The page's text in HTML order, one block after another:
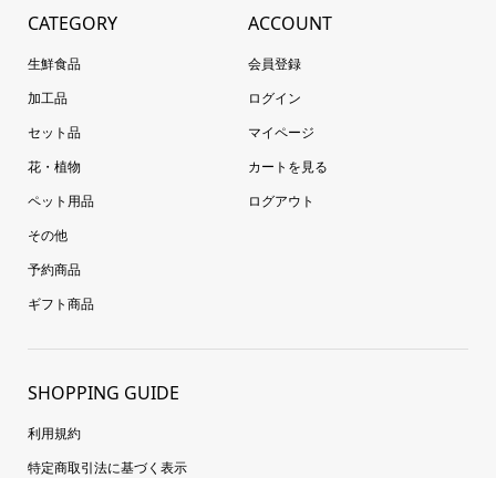
CATEGORY
生鮮食品
加工品
セット品
花・植物
ペット用品
その他
予約商品
ギフト商品
ACCOUNT
会員登録
ログイン
マイページ
カートを見る
ログアウト
SHOPPING GUIDE
利用規約
特定商取引法に基づく表示